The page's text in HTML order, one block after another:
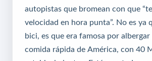
autopistas que bromean con que
velocidad en hora punta”. No es
bici, es que era famosa por
comida rápida de América, con 40